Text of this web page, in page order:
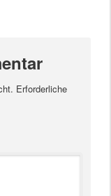
Erforderliche